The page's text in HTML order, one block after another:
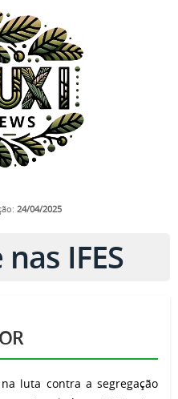
24/04/2025
IFES
luta contra a segregação